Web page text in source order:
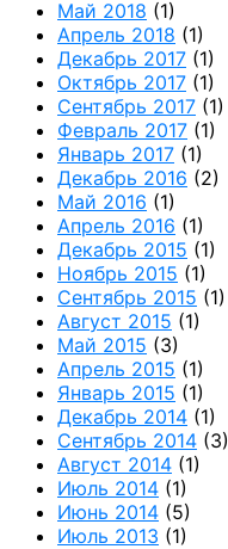
Май 2018 (1)
Апрель 2018 (1)
Декабрь 2017 (1)
Октябрь 2017 (1)
Сентябрь 2017 (1)
Февраль 2017 (1)
Январь 2017 (1)
Декабрь 2016 (2)
Май 2016 (1)
Апрель 2016 (1)
Декабрь 2015 (1)
Ноябрь 2015 (1)
Сентябрь 2015 (1)
Август 2015 (1)
Май 2015 (3)
Апрель 2015 (1)
Январь 2015 (1)
Декабрь 2014 (1)
Сентябрь 2014 (3)
Август 2014 (1)
Июль 2014 (1)
Июнь 2014 (5)
Июль 2013 (1)